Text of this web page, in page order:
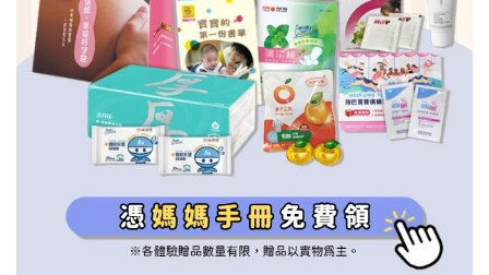
信誼基金會
2022信誼年度報告
2023信誼年度報告
附設幼兒園
小袋鼠幼師網